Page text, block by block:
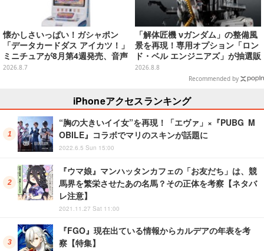
懐かしさいっぱい！ガシャポン
「データカードダス アイカツ！」
ミニチュアが8月第4週発売、音声
が流れる特別仕様も当たる
2026.8.7
「解体匠機 νガンダム」の整備風
景を再現！専用オプション「ロン
ド・ベル エンジニアズ」が抽選販
売
2026.8.8
Recommended by
iPhoneアクセスランキング
“胸の大きいイイ女”を再現！「エヴァ」×『PUBG M
OBILE』コラボでマリのスキンが話題に
2022.6.5 Sun 15:00
『ウマ娘』マンハッタンカフェの「お友だち」は、競
馬界を繁栄させたあの名馬？その正体を考察【ネタバ
レ注意】
2021.11.27 Sat 11:00
『FGO』現在出ている情報からカルデアの年表を考
察【特集】